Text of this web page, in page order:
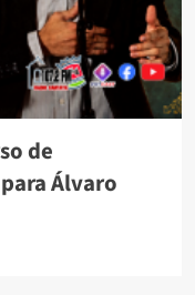
de
Álvaro